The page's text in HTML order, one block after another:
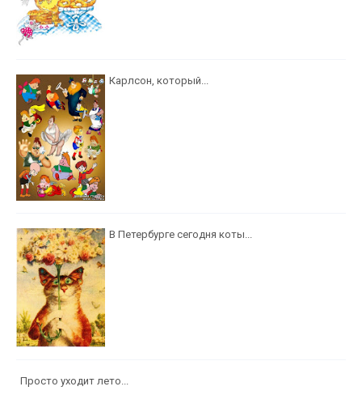
Карлсон, который...
В Петербурге сегодня коты...
Просто уходит лето...